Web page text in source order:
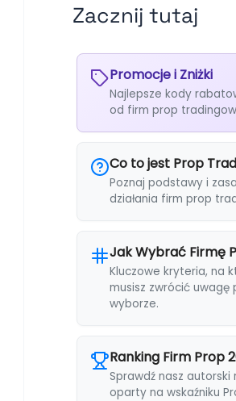
Zacznij tutaj
Promocje i Zniżki
Najlepsze kody
od firm prop
Co to jest Prop
Poznaj podstawy i
działania firm prop
Jak Wybrać Firmę
Kluczowe kryteria, na
musisz zwrócić uwagę
wyborze.
Ranking Firm Prop
Sprawdź nasz autorski
oparty na wskaźniku